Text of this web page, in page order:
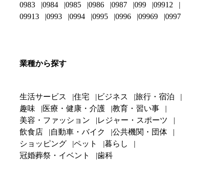
0983
0984 0985 0986 0987 099
09912
09913
0993 0994 0995 0996 09969 0997
業種から探す
生活サービス 住宅 ビジネス
旅行・宿泊
趣味
医療・健康・介護
教育・習い事
美容・ファッション
レジャー・スポーツ
飲食店
自動車・バイク
公共機関・団体
ショッピング
ペット
暮らし
冠婚葬祭・イベント
歯科